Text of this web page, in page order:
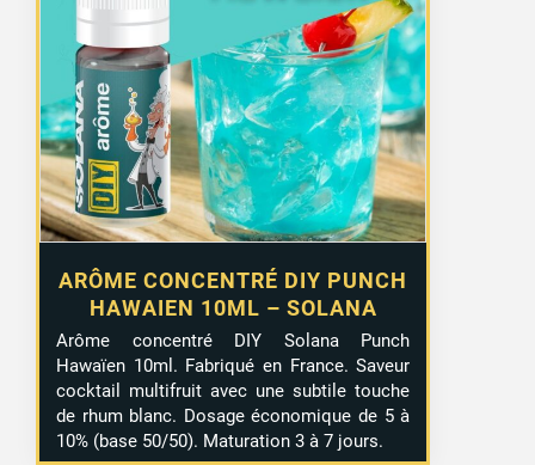
ARÔME CONCENTRÉ DIY PUNCH
HAWAIEN 10ML – SOLANA
Arôme concentré DIY Solana Punch
Hawaïen 10ml. Fabriqué en France. Saveur
cocktail multifruit avec une subtile touche
de rhum blanc. Dosage économique de 5 à
10% (base 50/50). Maturation 3 à 7 jours.